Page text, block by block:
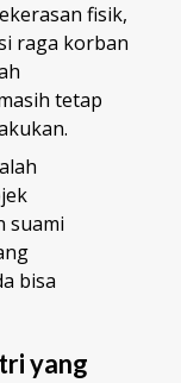
fisik,
raga korban
tetap
suami
bisa
yang